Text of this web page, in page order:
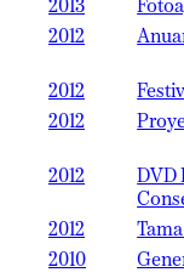
2013
2012
2012
2012
2012
DVD
2012
2010